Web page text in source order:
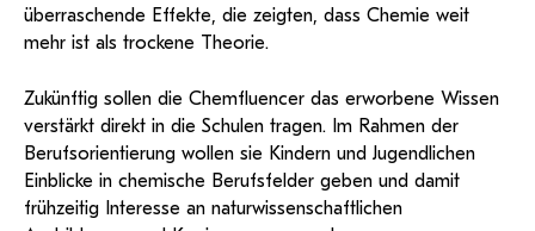
überraschende Effekte, die zeigten, dass Chemie weit
mehr ist als trockene Theorie.
Zukünftig sollen die Chemfluencer das erworbene Wissen
verstärkt direkt in die Schulen tragen. Im Rahmen der
Berufsorientierung wollen sie Kindern und Jugendlichen
Einblicke in chemische Berufsfelder geben und damit
frühzeitig Interesse an naturwissenschaftlichen